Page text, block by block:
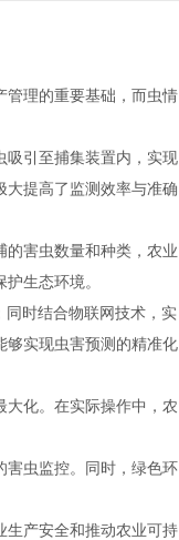
管理的重要基础，而虫情
吸引至捕集装置内，实现
大提高了监测效率与准确
的害虫数量和种类，农业
生态环境。
时结合物联网技术，实
够实现虫害预测的精准化
大化。在实际操作中，农
害虫监控。同时，绿色环
生产安全和推动农业可持